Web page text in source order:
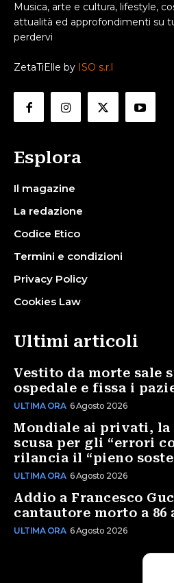
Musica, arte e cultura, lifestyle,
attualità ed approfondimenti su
perdervi
ZetaTiElle by ISO s.r.l
Esplora
Il magazine
La redazione
Codice Etico
Termini e condizioni
Privacy Policy
Cookies Law
Ultimi articoli
Vestito da morte sale
ospedale e fissa i
ULTIMA ORA 6 Agosto 2026
Mondiale ai privati, la
scusa per gli “errori
rilancia il “pieno
ULTIMA ORA 6 Agosto 2026
Addio a Francesco
cantautore morto a 86
ULTIMA ORA 6 Agosto 2026